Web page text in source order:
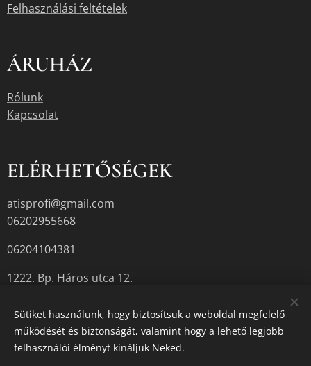
Felhasználási feltételek
ÁRUHÁZ
Rólunk
Kapcsolat
ELÉRHETŐSÉGEK
atisprofi@gmail.com
06202955668
06204104381
1222. Bp. Háros utca 12.
A termékek aktuális készletéről érdeklődjön az üzletben, vagy a
megadott elérhetőségek egyikén.
Sütiket használunk, hogy biztosítsuk a weboldal megfelelő
működését és biztonságát, valamint hogy a lehető legjobb
felhasználói élményt kínáljuk Neked.